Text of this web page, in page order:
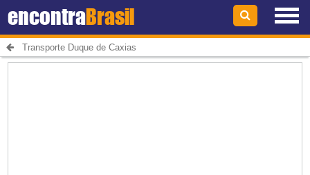
encontraBrasil
Transporte Duque de Caxias